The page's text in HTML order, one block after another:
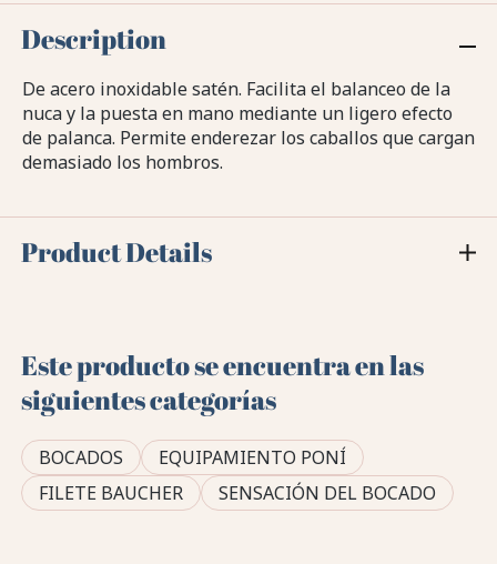
Description
De acero inoxidable satén. Facilita el balanceo de la
nuca y la puesta en mano mediante un ligero efecto
de palanca. Permite enderezar los caballos que cargan
demasiado los hombros.
Product Details
Este producto se encuentra en las
siguientes categorías
BOCADOS
EQUIPAMIENTO PONÍ
FILETE BAUCHER
SENSACIÓN DEL BOCADO